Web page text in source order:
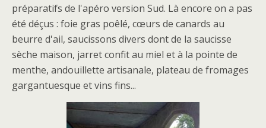
préparatifs de l'apéro version Sud. Là encore on a pas
été déçus : foie gras poêlé, cœurs de canards au
beurre d'ail, saucissons divers dont de la saucisse
sèche maison, jarret confit au miel et à la pointe de
menthe, andouillette artisanale, plateau de fromages
gargantuesque et vins fins...